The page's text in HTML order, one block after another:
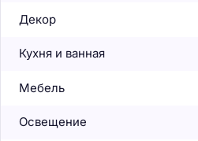
Декор
Кухня и ванная
Мебель
Освещение